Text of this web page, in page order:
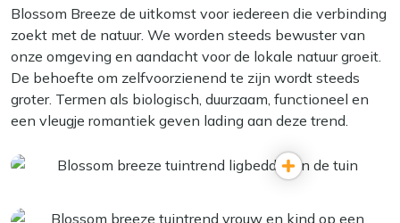
Blossom Breeze de uitkomst voor iedereen die verbinding
zoekt met de natuur. We worden steeds bewuster van
onze omgeving en aandacht voor de lokale natuur groeit.
De behoefte om zelfvoorzienend te zijn wordt steeds
groter. Termen als biologisch, duurzaam, functioneel en
een vleugje romantiek geven lading aan deze trend.